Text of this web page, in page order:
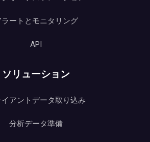
ラートとモニタリング
API
ソリューション
イアントデータ取り込み
分析データ準備